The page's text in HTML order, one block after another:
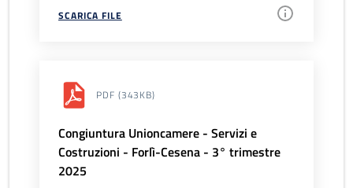
SCARICA FILE
PDF (343KB)
Congiuntura Unioncamere - Servizi e
Costruzioni - Forlì-Cesena - 3° trimestre
2025